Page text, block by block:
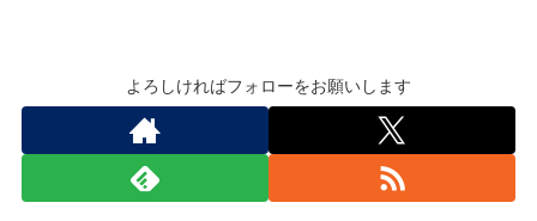
よろしければフォローをお願いします